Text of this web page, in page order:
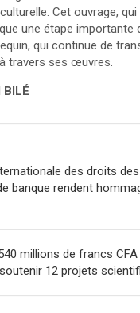
Cet ouvrage,
une étape importante
qui continue de
travers ses œuvres.
des droits
banque rendent
millions de francs
soutenir 12 projets